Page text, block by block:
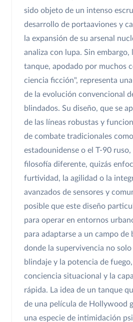
sido objeto de un intenso
desarrollo de portaaviones y
la expansión de su arsenal
analiza con lupa. Sin embargo,
tanque, apodado por muchos
ciencia ficción", representa
de la evolución convencional
blindados. Su diseño, que se
de las líneas robustas y
de combate tradicionales
estadounidense o el T-90 ruso,
filosofía diferente, quizás
furtividad, la agilidad o la
avanzados de sensores y
posible que este diseño
para operar en entornos
para adaptarse a un campo de
donde la supervivencia no solo
blindaje y la potencia de
conciencia situacional y la
rápida. La idea de un tanque
de una película de Hollywood
una especie de intimidación